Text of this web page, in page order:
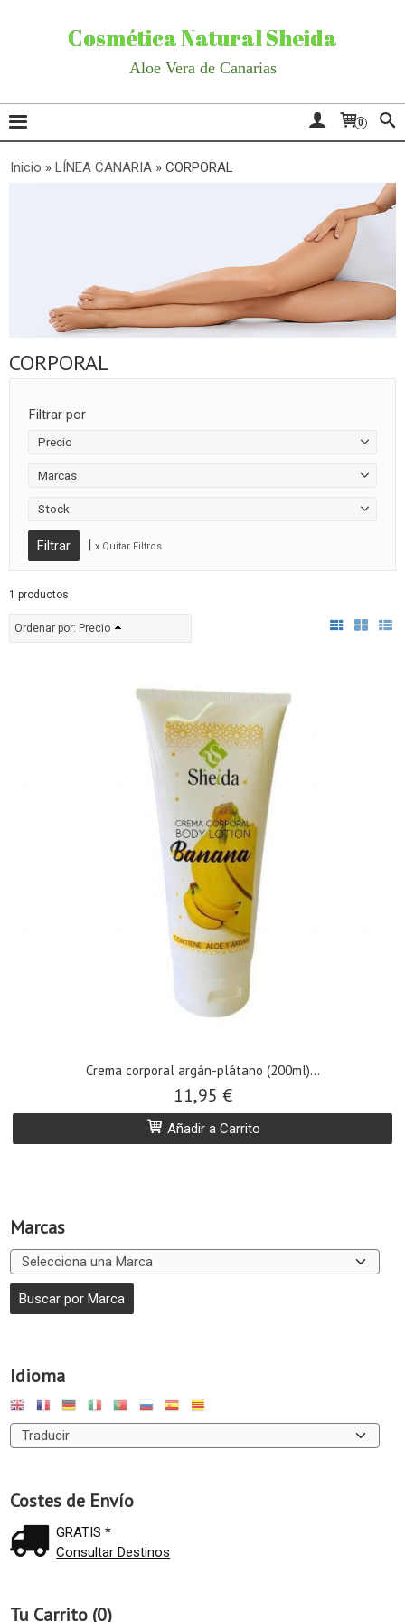
Cosmética Natural Sheida
Aloe Vera de Canarias
0
Marcas
Idioma
Costes de Envío
GRATIS *
Consultar Destinos
Tu Carrito (0)
Inicio » LÍNEA CANARIA » CORPORAL
CORPORAL
Filtrar por
Precio
Marcas
Stock
| x Quitar Filtros
1 productos
Ordenar por: Precio
Crema corporal argán-plátano (200ml)...
11,95 €
Añadir a Carrito